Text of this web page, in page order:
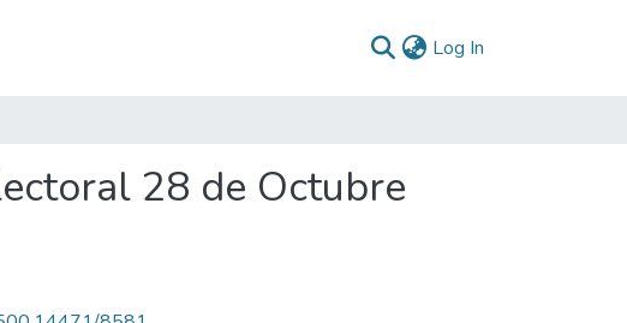
Log In
28 de Octubre